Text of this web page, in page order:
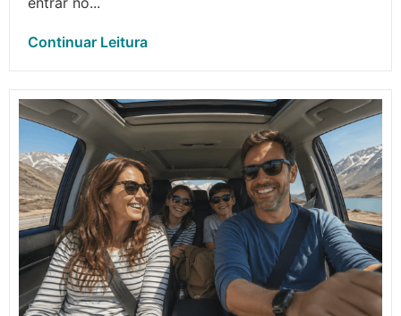
Continuar Leitura